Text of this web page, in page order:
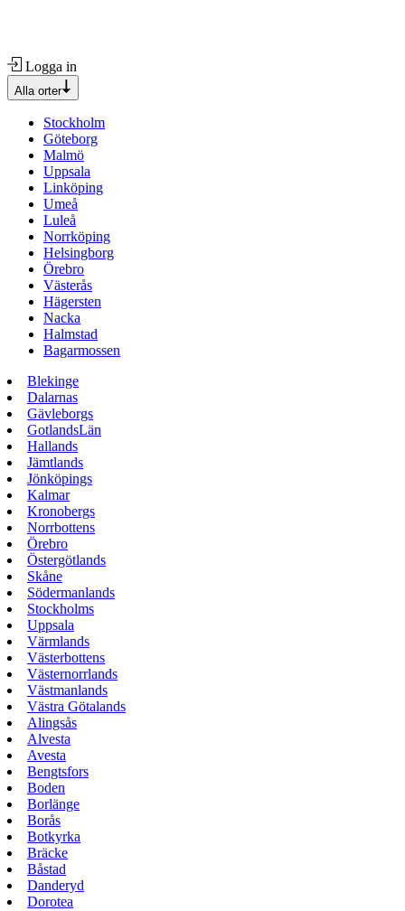
Logga in
Alla orter
Stockholm
Göteborg
Malmö
Uppsala
Linköping
Umeå
Luleå
Norrköping
Helsingborg
Örebro
Västerås
Hägersten
Nacka
Halmstad
Bagarmossen
Blekinge
Dalarnas
Gävleborgs
GotlandsLän
Hallands
Jämtlands
Jönköpings
Kalmar
Kronobergs
Norrbottens
Örebro
Östergötlands
Skåne
Södermanlands
Stockholms
Uppsala
Värmlands
Västerbottens
Västernorrlands
Västmanlands
Västra Götalands
Alingsås
Alvesta
Avesta
Bengtsfors
Boden
Borlänge
Borås
Botkyrka
Bräcke
Båstad
Danderyd
Dorotea